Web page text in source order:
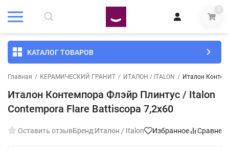
0
КАТАЛОГ ТОВАРОВ
Главная / КЕРАМИЧЕСКИЙ ГРАНИТ / ИТАЛОН / ITALON / Италон
Италон Контемпора Флэйр Плинтус / Italon
Contempora Flare Battiscopa 7,2x60
Оставить отзывБренд:Италон / Italon Избранное